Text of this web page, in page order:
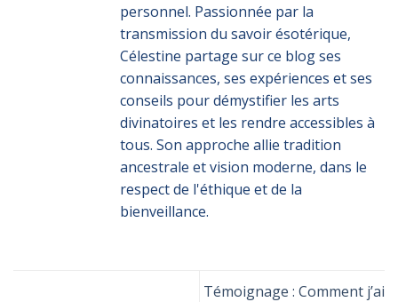
personnel. Passionnée par la
transmission du savoir ésotérique,
Célestine partage sur ce blog ses
connaissances, ses expériences et ses
conseils pour démystifier les arts
divinatoires et les rendre accessibles à
tous. Son approche allie tradition
ancestrale et vision moderne, dans le
respect de l'éthique et de la
bienveillance.
Témoignage : Comment j’ai